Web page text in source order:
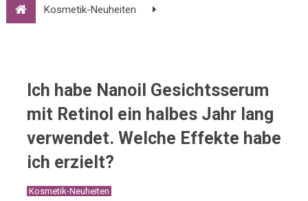
Kosmetik-Neuheiten
Ich habe Nanoil Gesichtsserum
mit Retinol ein halbes Jahr lang
verwendet. Welche Effekte habe
ich erzielt?
Kosmetik-Neuheiten